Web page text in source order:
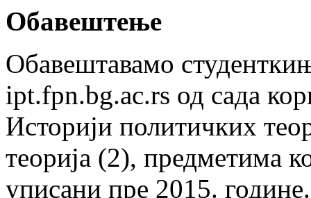
Обавештење
Обавештавамо
ipt.fpn.bg.ac.rs од сада
Историји политичких
теорија (2), предметима
уписани пре 2015.